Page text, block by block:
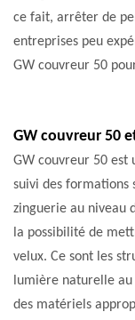
ce fait, arrêter de
entreprises peu
GW couvreur 50
GW couvreur 50
GW couvreur 50 est
suivi des formations
zinguerie au niveau
la possibilité de
velux. Ce sont les
lumière naturelle
des matériels